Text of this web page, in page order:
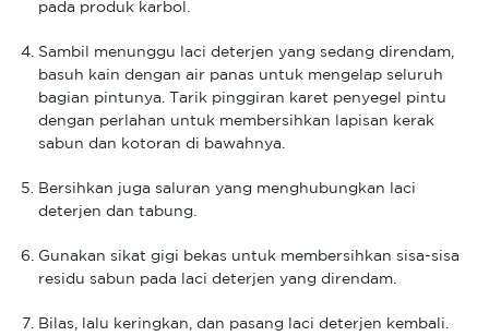
pada produk karbol.
Sambil menunggu laci deterjen yang sedang direndam,
basuh kain dengan air panas untuk mengelap seluruh
bagian pintunya. Tarik pinggiran karet penyegel pintu
dengan perlahan untuk membersihkan lapisan kerak
sabun dan kotoran di bawahnya.
Bersihkan juga saluran yang menghubungkan laci
deterjen dan tabung.
Gunakan sikat gigi bekas untuk membersihkan sisa-sisa
residu sabun pada laci deterjen yang direndam.
Bilas, lalu keringkan, dan pasang laci deterjen kembali.